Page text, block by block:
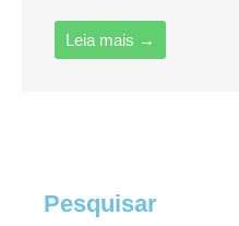
Leia mais →
Pesquisar